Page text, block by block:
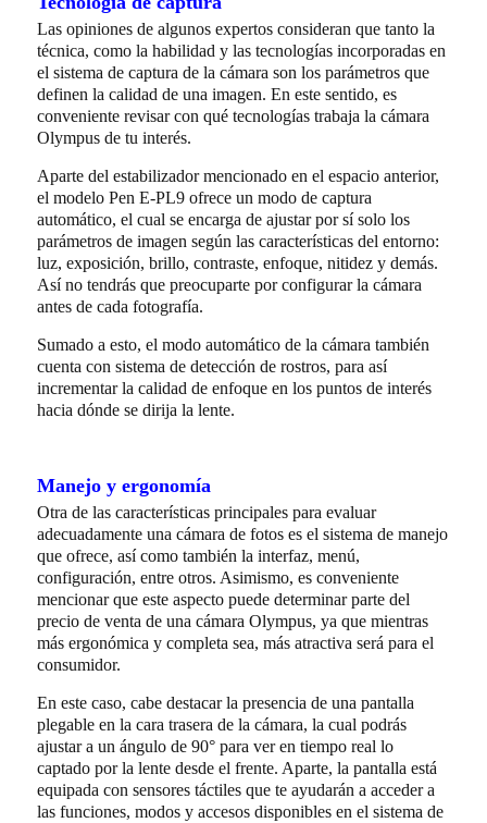
Las opiniones de algunos expertos consideran que tanto la
técnica, como la habilidad y las tecnologías incorporadas en
el sistema de captura de la cámara son los parámetros que
definen la calidad de una imagen. En este sentido, es
conveniente revisar con qué tecnologías trabaja la cámara
Olympus de tu interés.
Aparte del estabilizador mencionado en el espacio anterior,
el modelo Pen E-PL9 ofrece un modo de captura
automático, el cual se encarga de ajustar por sí solo los
parámetros de imagen según las características del entorno:
luz, exposición, brillo, contraste, enfoque, nitidez y demás.
Así no tendrás que preocuparte por configurar la cámara
antes de cada fotografía.
Sumado a esto, el modo automático de la cámara también
cuenta con sistema de detección de rostros, para así
incrementar la calidad de enfoque en los puntos de interés
hacia dónde se dirija la lente.
Manejo y ergonomía
Otra de las características principales para evaluar
adecuadamente una cámara de fotos es el sistema de manejo
que ofrece, así como también la interfaz, menú,
configuración, entre otros. Asimismo, es conveniente
mencionar que este aspecto puede determinar parte del
precio de venta de una cámara Olympus, ya que mientras
más ergonómica y completa sea, más atractiva será para el
consumidor.
En este caso, cabe destacar la presencia de una pantalla
plegable en la cara trasera de la cámara, la cual podrás
ajustar a un ángulo de 90° para ver en tiempo real lo
captado por la lente desde el frente. Aparte, la pantalla está
equipada con sensores táctiles que te ayudarán a acceder a
las funciones, modos y accesos disponibles en el sistema de